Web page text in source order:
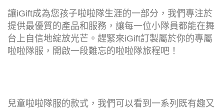
讓iGift成為您孩子啦啦隊生涯的一部分，我們專注於
提供最優質的產品和服務，讓每一位小隊員都能在舞
台上自信地綻放光芒。趕緊來iGift訂製屬於你的專屬
啦啦隊服，開啟一段難忘的啦啦隊旅程吧！
兒童啦啦隊服的款式，我們可以看到一系列既有趣又